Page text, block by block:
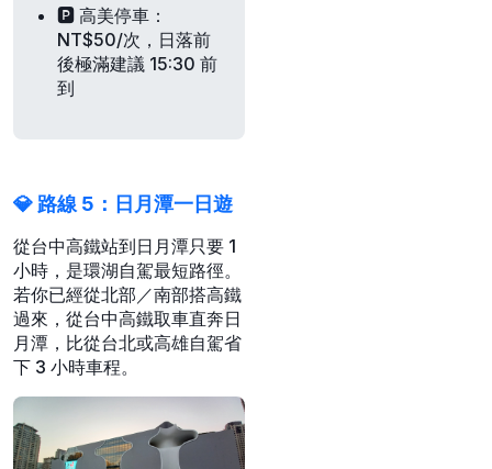
🅿️ 高美停車 ：
NT$50/次，日落前
後極滿建議 15:30 前
到
💎 路線 5：日月潭一日遊
從台中高鐵站到日月潭只要 1
小時，是環湖自駕最短路徑。
若你已經從北部／南部搭高鐵
過來，從台中高鐵取車直奔日
月潭，比從台北或高雄自駕省
下 3 小時車程。